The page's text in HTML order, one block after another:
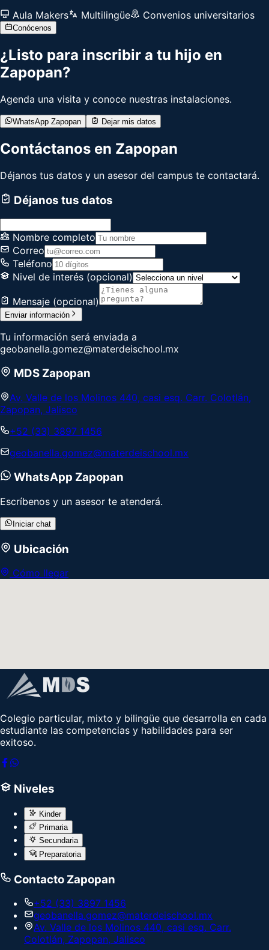
Aula Makers
Multilingüe Convenios universitarios
Conócenos
¿Listo para inscribir a tu hijo en
Zapopan?
Agenda una visita y conoce nuestras instalaciones.
WhatsAppZapopan Dejar mis datos
Contáctanos en Zapopan
Déjanos tus datos y un asesor del campus te contactará.
Déjanos tus datos
Nombre completo
Correo
Teléfono
Nivel de interés (opcional)
Mensaje (opcional)
Enviar información
Tu información será enviada a
geobanella.gomez@materdeischool.mx
MDS Zapopan
Av. Valle de los Molinos 440, casi esq. Carr. Colotlán,
Zapopan, Jalisco
+52 (33) 3897 1456
geobanella.gomez@materdeischool.mx
WhatsApp Zapopan
Escríbenos y un asesor te atenderá.
Iniciar chat
Ubicación
Cómo llegar
Colegio particular, mixto y bilingüe que desarrolla en cada
estudiante las competencias y habilidades para ser
exitoso.
Niveles
Kinder
Primaria
Secundaria
Preparatoria
Contacto Zapopan
+52 (33) 3897 1456
geobanella.gomez@materdeischool.mx
Av. Valle de los Molinos 440, casi esq. Carr.
Colotlán, Zapopan, Jalisco